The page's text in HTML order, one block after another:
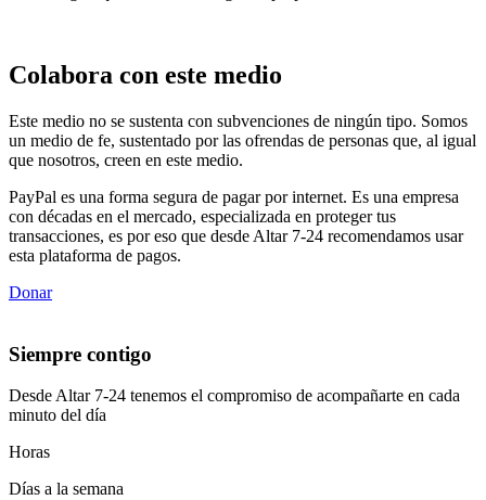
Colabora con este medio
Este medio no se sustenta con subvenciones de ningún tipo. Somos
un medio de fe, sustentado por las ofrendas de personas que, al igual
que nosotros, creen en este medio.
PayPal es una forma segura de pagar por internet. Es una empresa
con décadas en el mercado, especializada en proteger tus
transacciones, es por eso que desde Altar 7-24 recomendamos usar
esta plataforma de pagos.
Donar
Siempre contigo
Desde Altar 7-24 tenemos el compromiso de acompañarte en cada
minuto del día
Horas
Días a la semana